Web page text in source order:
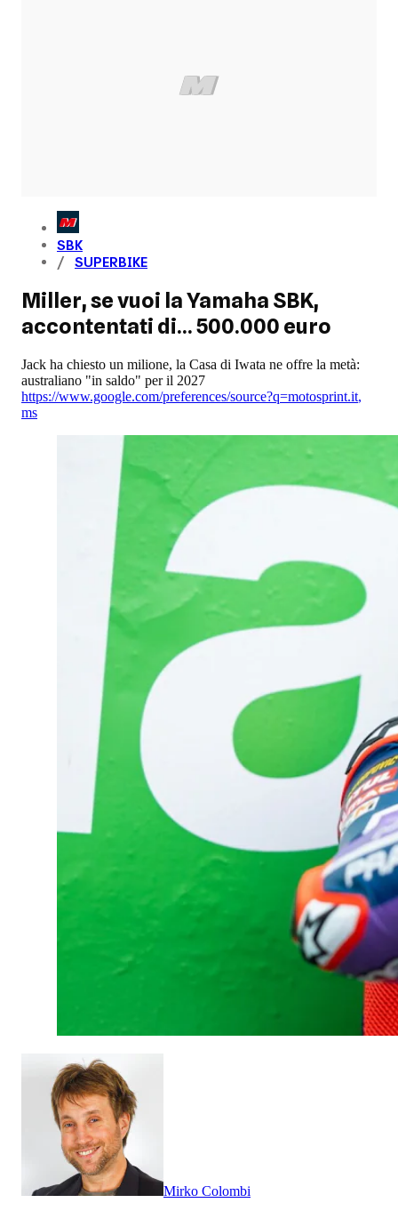
SBK
SUPERBIKE
Miller, se vuoi la Yamaha SBK,
accontentati di... 500.000 euro
Jack ha chiesto un milione, la Casa di Iwata ne offre la metà:
australiano "in saldo" per il 2027
https://www.google.com/preferences/source?q=motosprint.it,
ms
Mirko Colombi